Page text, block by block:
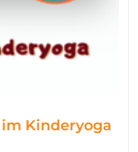
Kinderyoga